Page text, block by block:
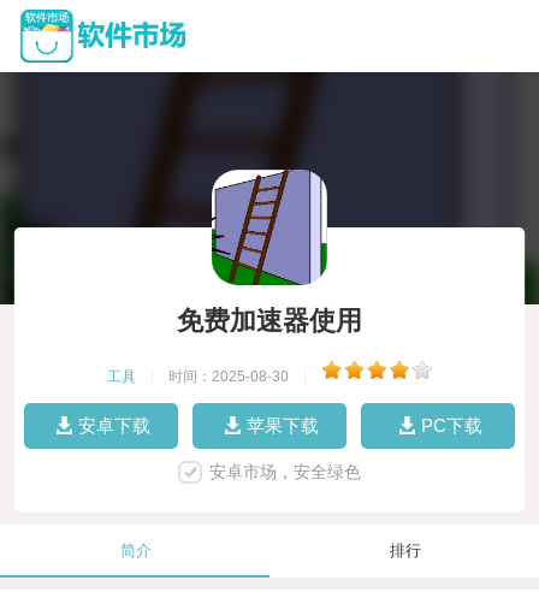
免费加速器使用
工具 时间：2025-08-30
安卓下载 苹果下载 PC下载
安卓市场，安全绿色
简介 排行